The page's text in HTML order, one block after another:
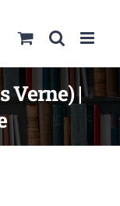
Verne) |